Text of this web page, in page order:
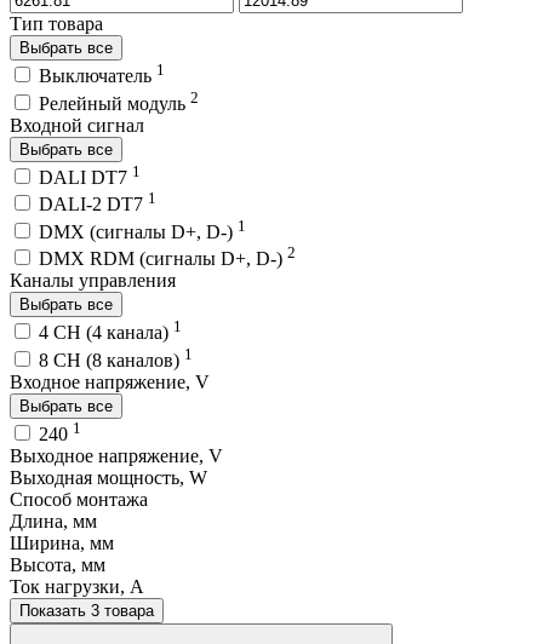
Тип товара
Выбрать все
Выключатель 1
Релейный модуль 2
Входной сигнал
Выбрать все
DALI DT7 1
DALI-2 DT7 1
DMX (сигналы D+, D-) 1
DMX RDM (сигналы D+, D-) 2
Каналы управления
Выбрать все
4 CH (4 канала) 1
8 CH (8 каналов) 1
Входное напряжение, V
Выбрать все
240 1
Выходное напряжение, V
Выходная мощность, W
Способ монтажа
Длина, мм
Ширина, мм
Высота, мм
Ток нагрузки, A
Показать 3 товара